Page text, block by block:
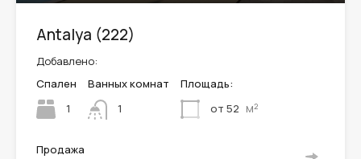
Antalya (222)
Добавлено:
Спален
1
Ванных комнат
1
Площадь:
от 52 м²
Продажа